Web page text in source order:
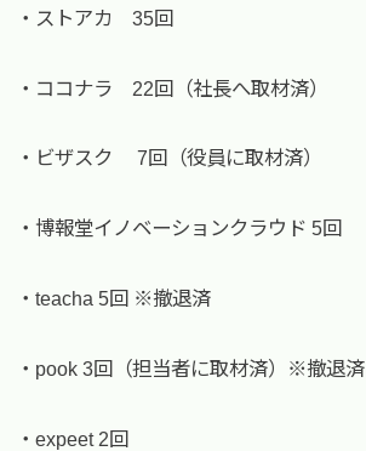
・ストアカ 35回
・ココナラ 22回（社長へ取材済）
・ビザスク 7回（役員に取材済）
・博報堂イノベーションクラウド 5回
・teacha 5回 ※撤退済
・pook 3回（担当者に取材済）※撤退済
・expeet 2回